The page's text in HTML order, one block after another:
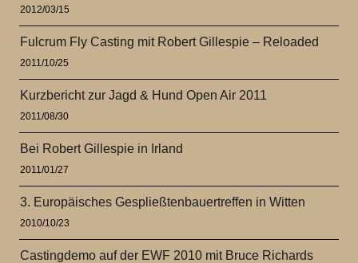
2012/03/15
Fulcrum Fly Casting mit Robert Gillespie – Reloaded
2011/10/25
Kurzbericht zur Jagd & Hund Open Air 2011
2011/08/30
Bei Robert Gillespie in Irland
2011/01/27
3. Europäisches Gespließtenbauertreffen in Witten
2010/10/23
Castingdemo auf der EWF 2010 mit Bruce Richards